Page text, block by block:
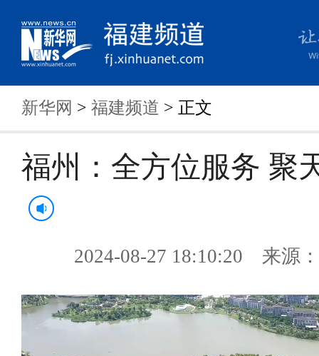
新华网 > 福建频道 > 正文
福州：全方位服务 聚
2024-08-27 18:10:20 来源